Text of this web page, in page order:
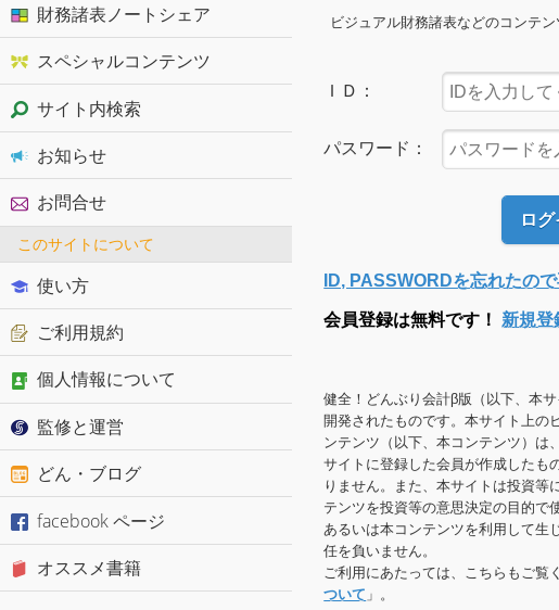
ビジュアル財務諸表などのコンテ
ＩＤ：
パスワード：
ロ
ID, PASSWORDを忘れたの
会員登録は無料です！ 新規登
健全！どんぶり会計β版（以下、本
開発されたものです。本サイト上の
ンテンツ（以下、本コンテンツ）は
サイトに登録した会員が作成したも
りません。また、本サイトは投資等
テンツを投資等の意思決定の目的で
あるいは本コンテンツを利用して生
任を負いません。
ご利用にあたっては、こちらもご覧
ついて 」。
財務諸表ノートシェア
スペシャルコンテンツ
サイト内検索
お知らせ
お問合せ
このサイトについて
使い方
ご利用規約
個人情報について
監修と運営
どん・ブログ
facebook ページ
オススメ書籍